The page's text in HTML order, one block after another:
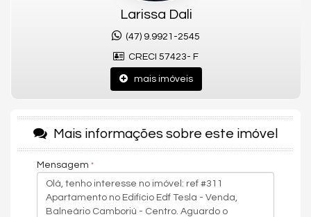
prainha, jacuzzi, estares externos, lareira externa e playground.
Características do Imóvel
TV a Cabo
Decorado
Área de Serviço
Estar Íntimo
Larissa Dali
(47) 9.9921-2545
CRECI 57423- F
mais imóveis
Mais informações sobre este imóvel
Mensagem